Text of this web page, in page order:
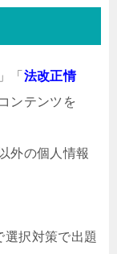
」「 法改正情
ンテンツを
外の個人情報
択対策で出題